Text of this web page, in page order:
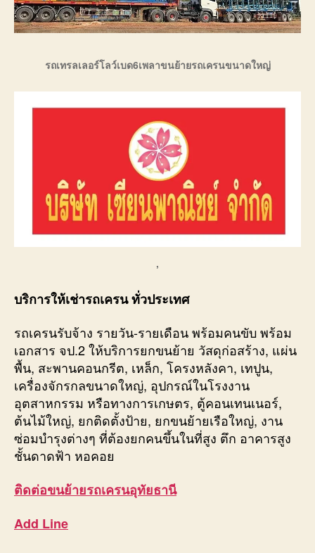
รถเทรลเลอร์โลว์เบด6เพลาขนย้ายรถเครนขนาดใหญ่
,
บริการให้เช่ารถเครน ทั่วประเทศ
รถเครนรับจ้าง รายวัน-รายเดือน พร้อมคนขับ พร้อม
เอกสาร จป.2 ให้บริการยกขนย้าย วัสดุก่อสร้าง, แผ่น
พื้น, สะพานคอนกรีต, เหล็ก, โครงหลังคา, เทปูน,
เครื่องจักรกลขนาดใหญ่, อุปกรณ์ในโรงงาน
อุตสาหกรรม หรือทางการเกษตร, ตู้คอนเทนเนอร์,
ต้นไม้ใหญ่, ยกติดตั้งป้าย, ยกขนย้ายเรือใหญ่, งาน
ซ่อมบำรุงต่างๆ ที่ต้องยกคนขึ้นในที่สูง ตึก อาคารสูง
ชั้นดาดฟ้า หอคอย
ติดต่อขนย้ายรถเครนอุทัยธานี
Add Line